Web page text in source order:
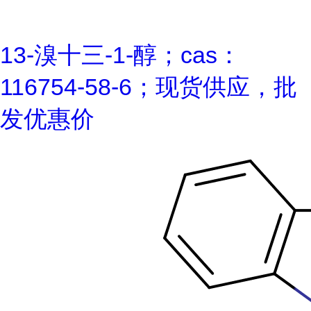
13-溴十三-1-醇；cas：
116754-58-6；现货供应，批
发优惠价